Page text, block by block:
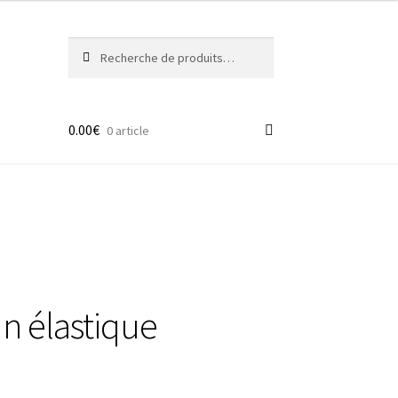
pour :
0.00€ 0 article
élastique